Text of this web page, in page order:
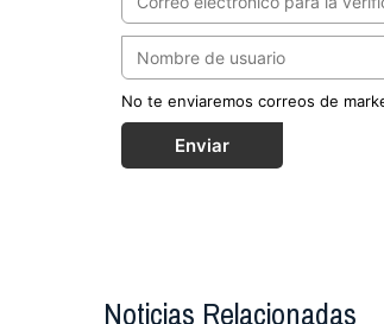
No te enviaremos correos de
Enviar